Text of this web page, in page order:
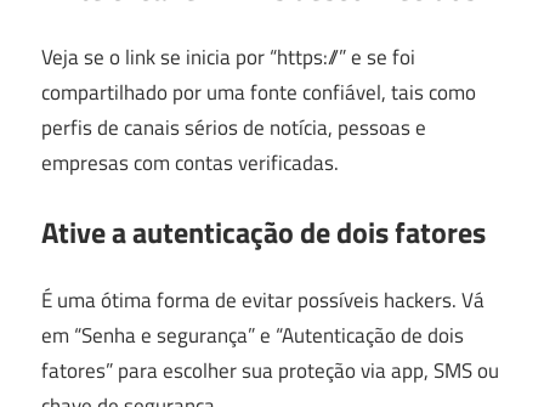
Veja se o link se inicia por “https://” e se foi
compartilhado por uma fonte confiável, tais como
perfis de canais sérios de notícia, pessoas e
empresas com contas verificadas.
Ative a autenticação de dois fatores
É uma ótima forma de evitar possíveis hackers. Vá
em “Senha e segurança” e “Autenticação de dois
fatores” para escolher sua proteção via app, SMS ou